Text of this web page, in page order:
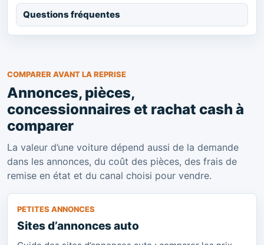
Questions fréquentes
COMPARER AVANT LA REPRISE
Annonces, pièces,
concessionnaires et rachat cash à
comparer
La valeur d’une voiture dépend aussi de la demande
dans les annonces, du coût des pièces, des frais de
remise en état et du canal choisi pour vendre.
PETITES ANNONCES
Sites d’annonces auto